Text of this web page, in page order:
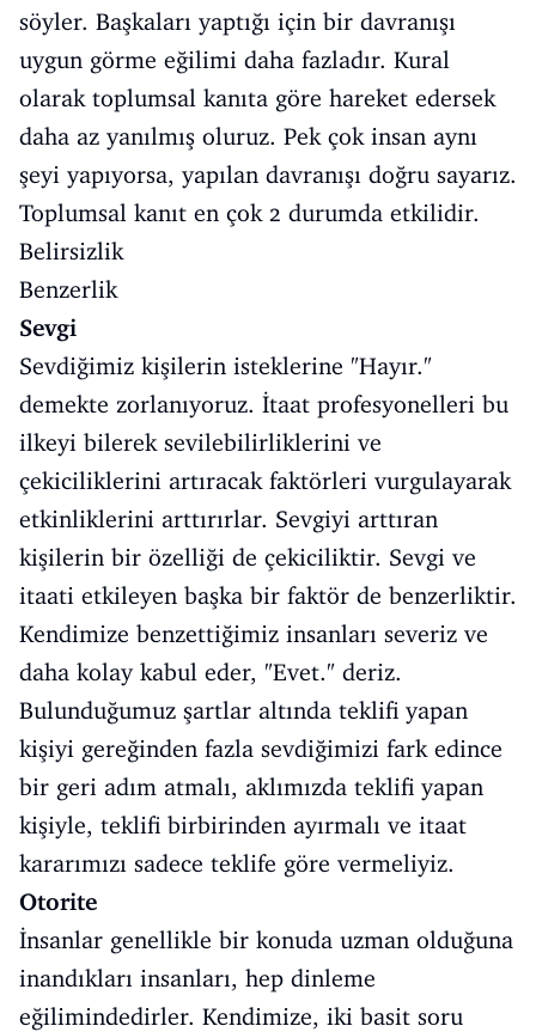
söyler. Başkaları yaptığı için bir davranışı
uygun görme eğilimi daha fazladır. Kural
olarak toplumsal kanıta göre hareket edersek
daha az yanılmış oluruz. Pek çok insan aynı
şeyi yapıyorsa, yapılan davranışı doğru sayarız.
Toplumsal kanıt en çok 2 durumda etkilidir.
Belirsizlik
Benzerlik
Sevgi
Sevdiğimiz kişilerin isteklerine "Hayır."
demekte zorlanıyoruz. İtaat profesyonelleri bu
ilkeyi bilerek sevilebilirliklerini ve
çekiciliklerini artıracak faktörleri vurgulayarak
etkinliklerini arttırırlar. Sevgiyi arttıran
kişilerin bir özelliği de çekiciliktir. Sevgi ve
itaati etkileyen başka bir faktör de benzerliktir.
Kendimize benzettiğimiz insanları severiz ve
daha kolay kabul eder, "Evet." deriz.
Bulunduğumuz şartlar altında teklifi yapan
kişiyi gereğinden fazla sevdiğimizi fark edince
bir geri adım atmalı, aklımızda teklifi yapan
kişiyle, teklifi birbirinden ayırmalı ve itaat
kararımızı sadece teklife göre vermeliyiz.
Otorite
İnsanlar genellikle bir konuda uzman olduğuna
inandıkları insanları, hep dinleme
eğilimindedirler. Kendimize, iki basit soru